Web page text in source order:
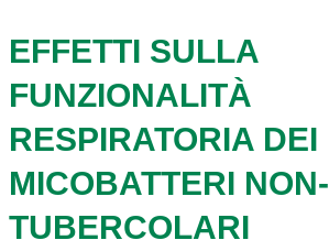
EFFETTI SULLA
FUNZIONALITÀ
RESPIRATORIA DEI
MICOBATTERI NON-
TUBERCOLARI